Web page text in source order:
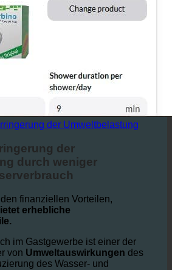
der
durch weniger
finanziellen Vorteilen,
erhebliche
im Gastgewerbe ist einer der
vonUmweltauswirkungen